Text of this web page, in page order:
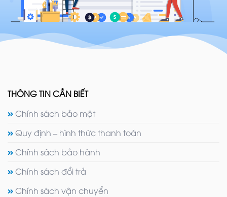
THÔNG TIN CẦN BIẾT
Chính sách bảo mật
Quy định – hình thức thanh toán
Chính sách bảo hành
Chính sách đổi trả
Chính sách vận chuyển